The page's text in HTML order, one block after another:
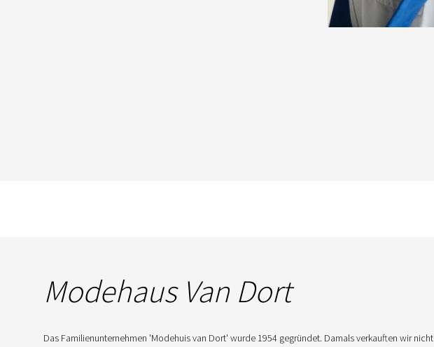
Modehaus Van Dort
Das Familienunternehmen 'Modehuis van Dort' wurde 1954 gegründet. Damals verkauften wir nicht